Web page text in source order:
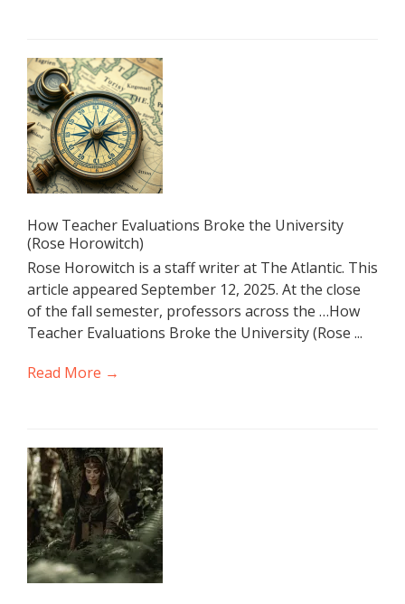
How Teacher Evaluations Broke the University
(Rose Horowitch)
Rose Horowitch is a staff writer at The Atlantic. This
article appeared September 12, 2025. At the close
of the fall semester, professors across the …How
Teacher Evaluations Broke the University (Rose ...
Read More →